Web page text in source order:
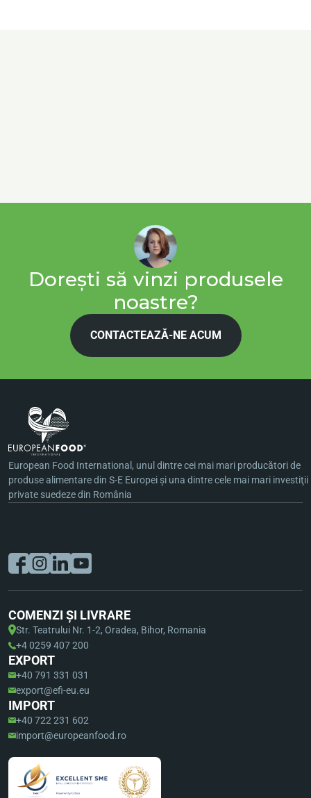
Dorești să vinzi produsele
noastre?
CONTACTEAZĂ-NE ACUM
European Food International, unul dintre cei mai mari producători de
produse alimentare din S-E Europei şi una dintre cele mai mari investiţii
private suedeze din România
COMENZI ȘI LIVRARE
Str. Teatrului Nr. 1-2, Oradea, Bihor, Romania
+4 0259 407 200
EXPORT
+40 791 331 031
export@efi-eu.eu
IMPORT
+40 722 231 602
import@europeanfood.ro